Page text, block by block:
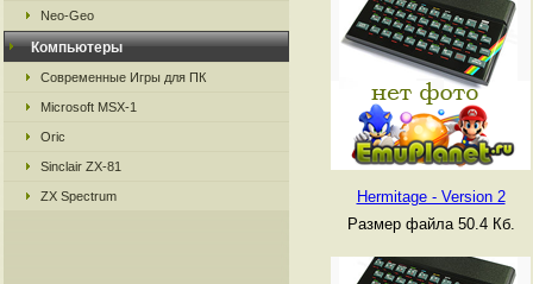
Neo-Geo
Компьютеры
Современные Игры для ПК
Microsoft MSX-1
Oric
Sinclair ZX-81
ZX Spectrum
Hermitage - Version 2
Размер файла 50.4 Кб.